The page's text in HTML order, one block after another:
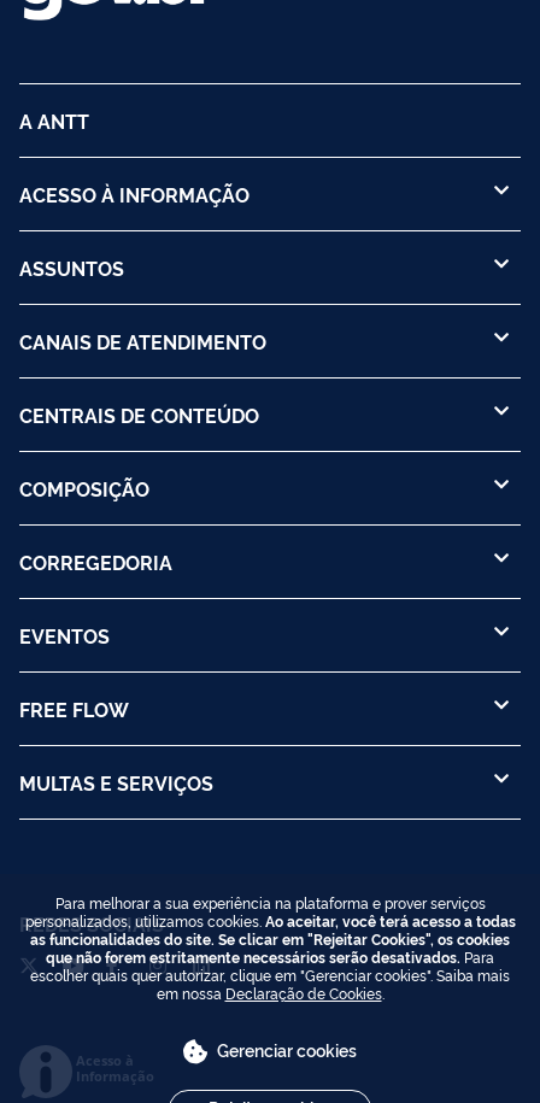
A ANTT
ACESSO À INFORMAÇÃO
ASSUNTOS
CANAIS DE ATENDIMENTO
CENTRAIS DE CONTEÚDO
COMPOSIÇÃO
CORREGEDORIA
EVENTOS
FREE FLOW
MULTAS E SERVIÇOS
REDES SOCIAIS
Acesso à
Informação
Para melhorar a sua experiência na plataforma e prover serviços
personalizados, utilizamos cookies. Ao aceitar, você terá acesso a todas
as funcionalidades do site. Se clicar em "Rejeitar Cookies", os cookies
que não forem estritamente necessários serão desativados. Para
escolher quais quer autorizar, clique em "Gerenciar cookies". Saiba mais
em nossa Declaração de Cookies.
Gerenciar cookies